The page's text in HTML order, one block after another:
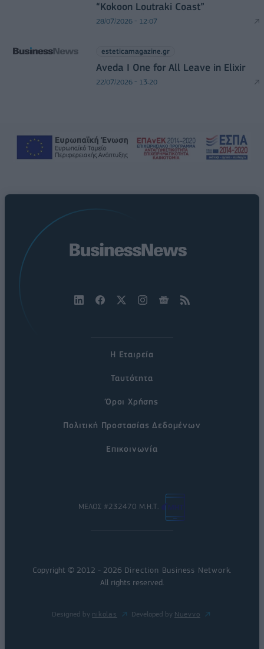
“Kokoon Loutraki Coast”
28/07/2026 - 12:07
esteticamagazine.gr
Aveda I One for All Leave in Elixir
22/07/2026 - 13:20
Η Εταιρεία
Ταυτότητα
Όροι Χρήσης
Πολιτική Προστασίας Δεδομένων
Επικοινωνία
ΜΕΛΟΣ #232470 Μ.Η.Τ.
Copyright © 2012 - 2026 Direction Business Network.
All rights reserved.
Designed by nikolas Developed by Nuevvo